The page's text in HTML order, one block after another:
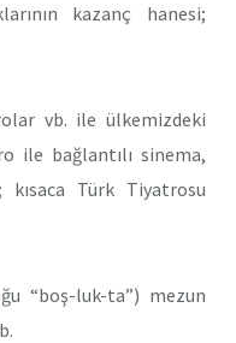
kazanç hanesi;
vb. ile ülkemizdeki
ile bağlantılı sinema,
Türk Tiyatrosu
“boş-luk-ta”) mezun